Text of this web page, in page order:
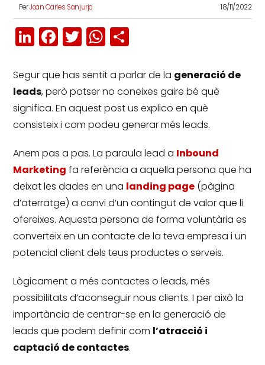
PerJoan Carles Sanjurjo 18/11/2022
LinkedIn
Facebook
TwitterWhatsApp
Segur que has sentit a parlar de la generació de
leads, però potser no coneixes gaire bé què
significa.En aquest post us explico en què
consisteix i com podeu generar més leads.
Anem pas a pas.La paraula lead a Inbound
Marketing fa referència a aquella persona que ha
deixat les dades en una landing page (pàgina
d’aterratge) a canvi d’un contingut de valor que li
ofereixes.Aquesta persona de forma voluntària es
converteix en un contacte de la teva empresa i un
potencial client dels teus productes o serveis.
Lògicament a més contactes o leads, més
possibilitats d’aconseguir nous clients.I per això la
importància de centrar-se en la generació de
leads que podem definir com l’atracció i
captació de contactes.